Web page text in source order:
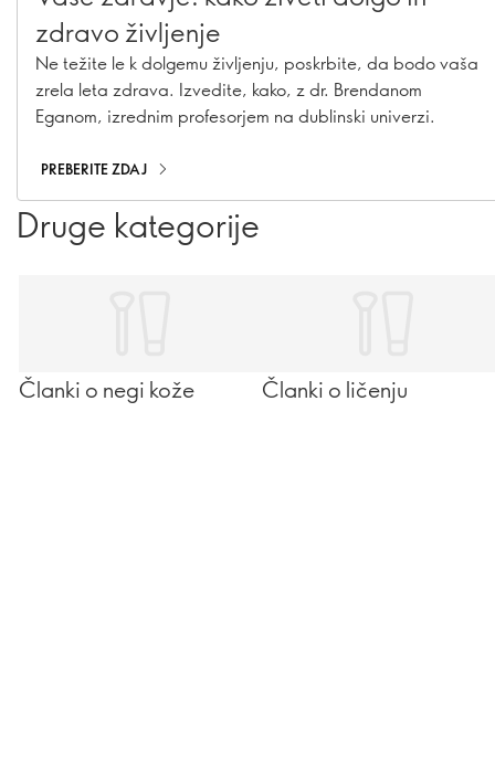
zdravo življenje
Ne težite le k dolgemu življenju, poskrbite, da bodo vaša
zrela leta zdrava. Izvedite, kako, z dr. Brendanom
Eganom, izrednim profesorjem na dublinski univerzi.
PREBERITE ZDAJ
Druge kategorije
Članki o negi kože Članki o ličenju